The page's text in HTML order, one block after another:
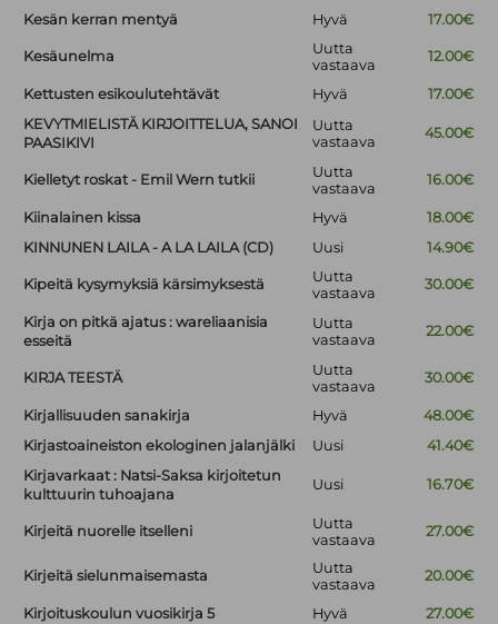
Kesän kerran mentyä
Hyvä 17.00€
Kesäunelma
Uutta
vastaava
12.00€
Kettusten esikoulutehtävät Hyvä
17.00€
KEVYTMIELISTÄ KIRJOITTELUA, SANOI
PAASIKIVI
Uutta
vastaava
45.00€
Kielletyt roskat - Emil Wern tutkii
Uutta
vastaava
16.00€
Kiinalainen kissa Hyvä
18.00€
KINNUNEN LAILA - A LA LAILA (CD)
Uusi 14.90€
Kipeitä kysymyksiä kärsimyksestä
Uutta
vastaava
30.00€
Kirja on pitkä ajatus : wareliaanisia
esseitä
Uutta
vastaava
22.00€
KIRJA TEESTÄ
Uutta
vastaava
30.00€
Kirjallisuuden sanakirja Hyvä
48.00€
Kirjastoaineiston ekologinen jalanjälki
Uusi
41.40€
Kirjavarkaat : Natsi-Saksa kirjoitetun
kulttuurin tuhoajana
Uusi 16.70€
Kirjeitä nuorelle itselleni
Uutta
vastaava
27.00€
Kirjeitä sielunmaisemasta
Uutta
vastaava
20.00€
Kirjoituskoulun vuosikirja 5 Hyvä
27.00€